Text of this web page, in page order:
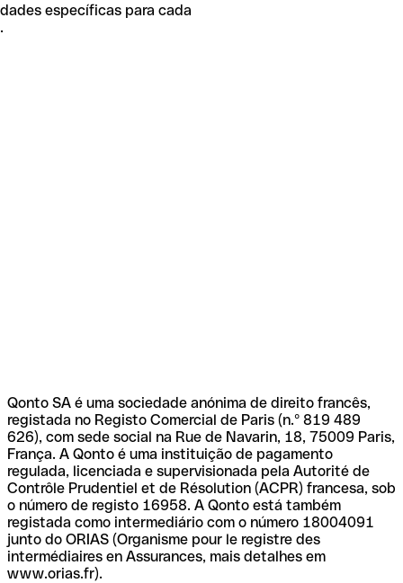
específicas para cada
Qonto SA é uma sociedade anónima de direito francês,
registada no Registo Comercial de Paris (n.º 819 489
626), com sede social na Rue de Navarin, 18, 75009 Paris,
França. A Qonto é uma instituição de pagamento
regulada, licenciada e supervisionada pela Autorité de
Contrôle Prudentiel et de Résolution (ACPR) francesa, sob
o número de registo 16958. A Qonto está também
registada como intermediário com o número 18004091
junto do ORIAS (Organisme pour le registre des
intermédiaires en Assurances, mais detalhes em
www.orias.fr).